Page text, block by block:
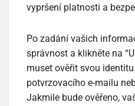
vypršení platnosti a
Po zadání vašich
správnost a klikněte na
muset ověřit svou
potvrzovacího e-mailu
Jakmile bude ověřeno,